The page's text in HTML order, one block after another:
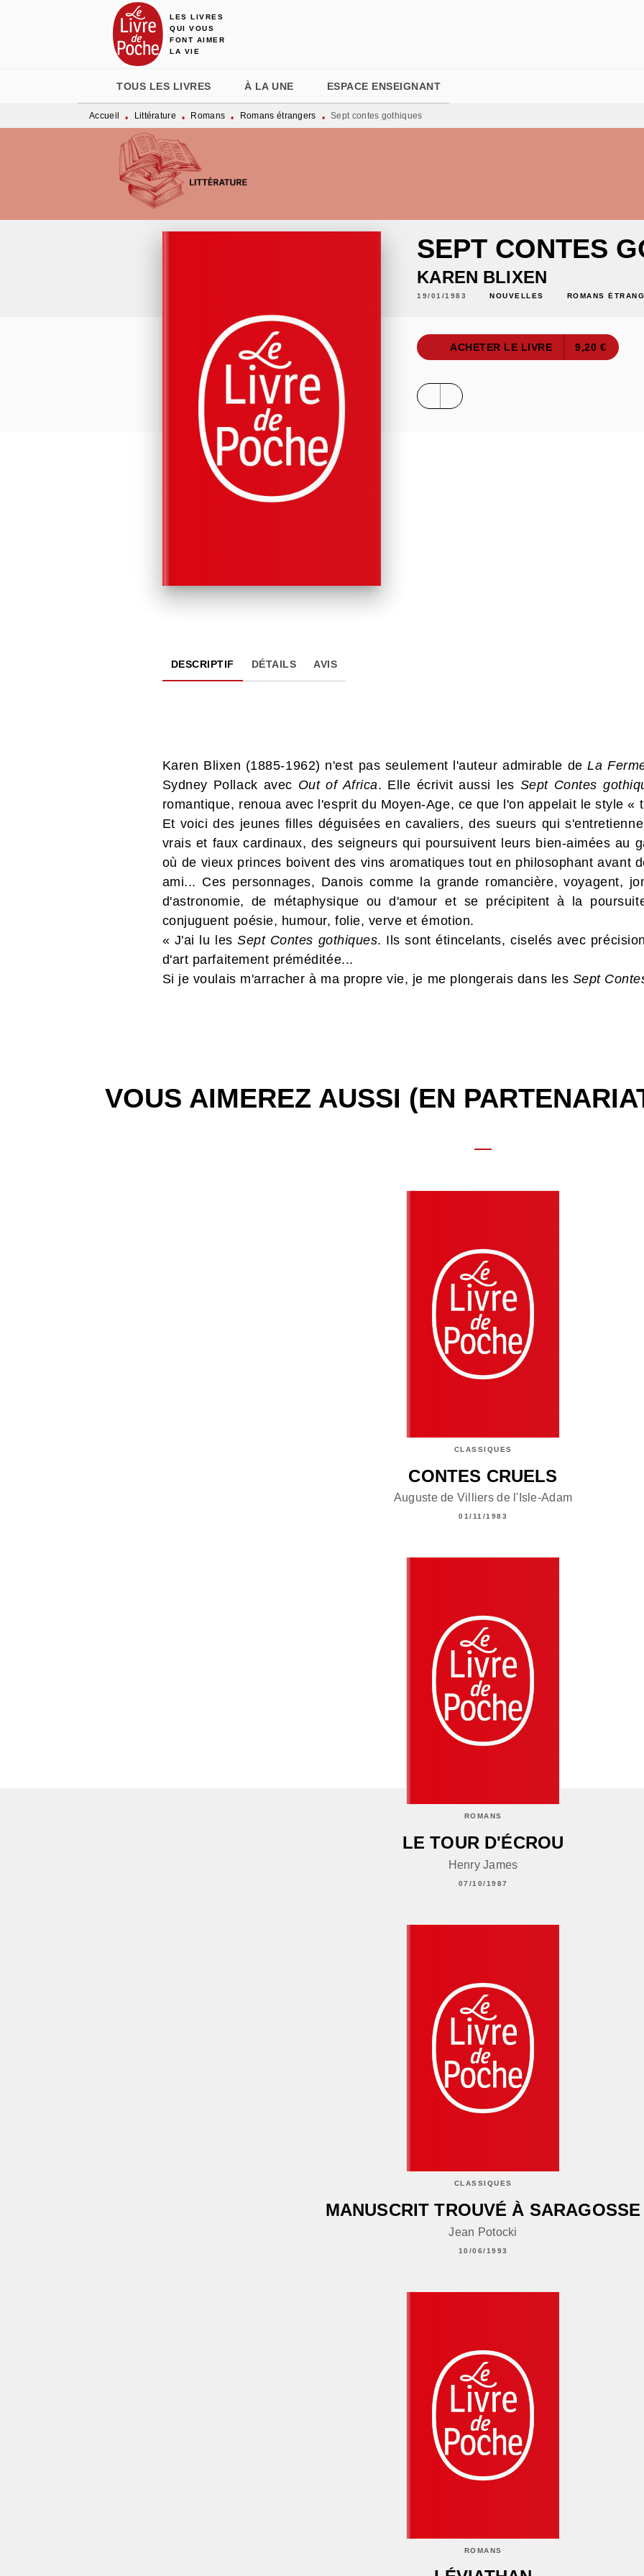
MENU RECHERCHE
LES LIVRES
QUI VOUS
FONT AIMER
LA VIE
TOUS LES LIVRES À LA UNE ESPACE ENSEIGNANT
Accueil • Littérature • Romans • Romans étrangers • Sept contes gothiques
SEPT CONTES
KAREN BLIXEN
19/01/1983 NOUVELLES ROMANS
ACHETER LE LIVRE 9,20 €
DESCRIPTIF DÉTAILS AVIS
Karen Blixen (1885-1962) n'est pas seulement l'auteur admirable deLa
Sydney Pollack avec Out of Africa. Elle écrivit aussi les Sept Contes
romantique, renoua avec l'esprit du Moyen-Age, ce que l'on appelait le style
Et voici des jeunes filles déguisées en cavaliers, des sueurs qui
vrais et faux cardinaux, des seigneurs qui poursuivent leurs bien-aimées au
où de vieux princes boivent des vins aromatiques tout en philosophant avant
ami... Ces personnages, Danois comme la grande romancière, voyagent,
d'astronomie, de métaphysique ou d'amour et se précipitent à la
conjuguent poésie, humour, folie, verve et émotion.
« J'ai lu lesSept Contes gothiques. Ils sont étincelants, ciselés avec
d'art parfaitement préméditée...
Si je voulais m'arracher à ma propre vie, je me plongerais dans les Sept
VOUS AIMEREZ AUSSI (EN
CLASSIQUES
CONTES CRUELS
Auguste de Villiers de l'Isle-Adam
01/11/1983
ROMANS
LE TOUR D'ÉCROU
Henry James
07/10/1987
CLASSIQUES
MANUSCRIT TROUVÉ À SARAGOSSE
Jean Potocki
10/06/1993
ROMANS